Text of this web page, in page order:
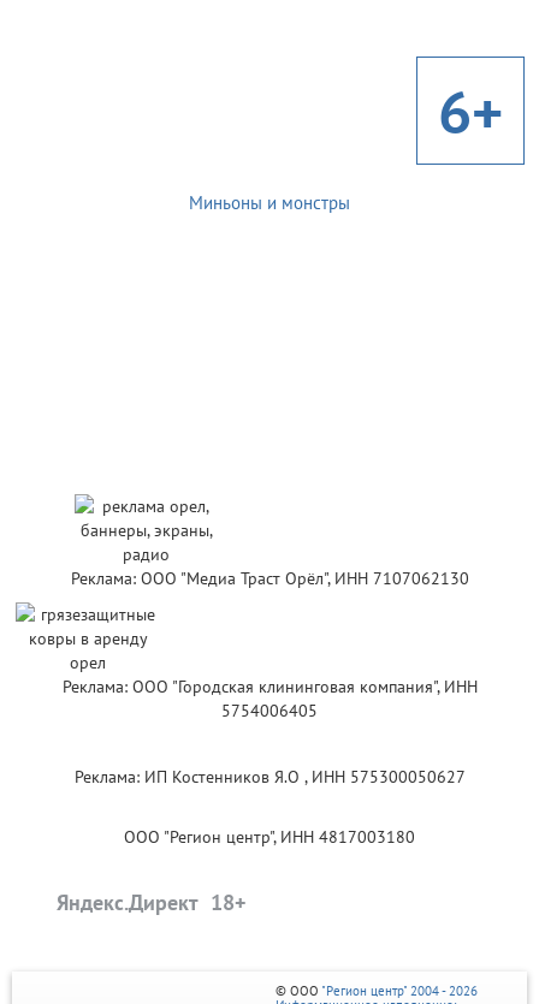
6+
Миньоны и монстры
Реклама: ООО "Медиа Траст Орёл", ИНН 7107062130
Реклама: ООО "Городская клининговая компания", ИНН
5754006405
Реклама: ИП Костенников Я.О , ИНН 575300050627
ООО "Регион центр", ИНН 4817003180
Яндекс.Директ
© ООО "Регион центр" 2004 - 2026